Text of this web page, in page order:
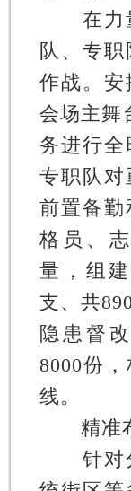
在力量
队、专
作战。安
会场主舞
务进行全
专职队对
前置备勤
格员、
量，组
支、共
隐患督
8000份
线。
精准布
针对分